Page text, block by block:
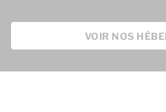
VOIR NOS